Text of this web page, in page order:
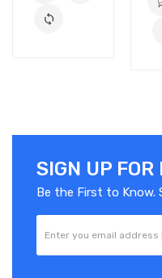
SIGN UP
Be the First to